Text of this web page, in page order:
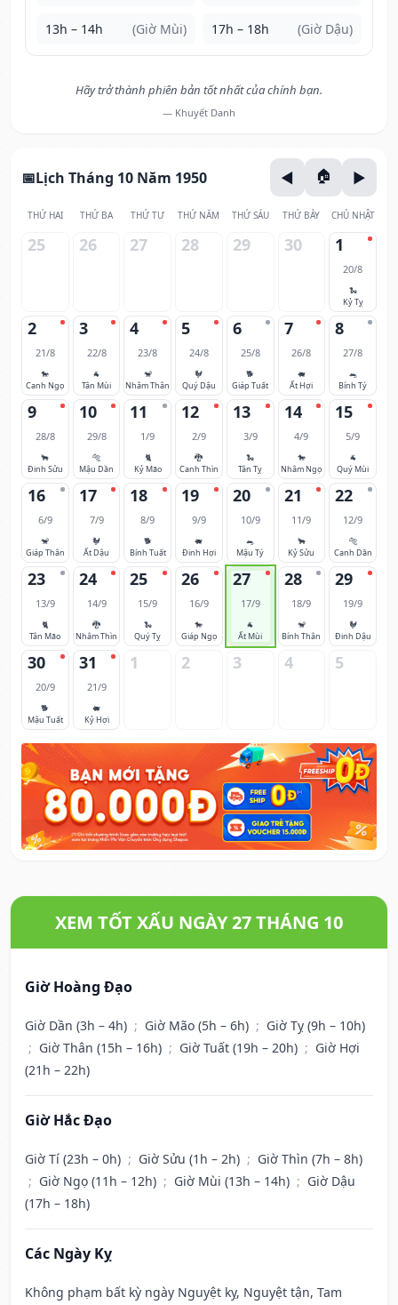
13h – 14h (Giờ Mùi) 17h – 18h (Giờ Dậu)
Hãy trở thành phiên bản tốt nhất của chính bạn.
— Khuyết Danh
Lịch Tháng 10 Năm 1950
THỨ HAI THỨ BA THỨ TƯ THỨ NĂM THỨ SÁU THỨ BẢY CHỦ NHẬT
25 26 27 28 29 30 1
20/8
🐍
Kỷ Tỵ
2
21/8
🐎
Canh Ngọ
3
22/8
🐐
Tân Mùi
4
23/8
🐒
Nhâm Thân
5
24/8
🐓
Quý Dậu
6
25/8
🐕
Giáp Tuất
7
26/8
🐖
Ất Hợi
8
27/8
🐀
Bính Tý
9
28/8
🐂
Đinh Sửu
10
29/8
🐅
Mậu Dần
11
1/9
🐈
Kỷ Mão
12
2/9
🐉
Canh Thìn
13
3/9
🐍
Tân Tỵ
14
4/9
🐎
Nhâm Ngọ
15
5/9
🐐
Quý Mùi
16
6/9
🐒
Giáp Thân
17
7/9
🐓
Ất Dậu
18
8/9
🐕
Bính Tuất
19
9/9
🐖
Đinh Hợi
20
10/9
🐀
Mậu Tý
21
11/9
🐂
Kỷ Sửu
22
12/9
🐅
Canh Dần
23
13/9
🐈
Tân Mão
24
14/9
🐉
Nhâm Thìn
25
15/9
🐍
Quý Tỵ
26
16/9
🐎
Giáp Ngọ
27
17/9
🐐
Ất Mùi
28
18/9
🐒
Bính Thân
29
19/9
🐓
Đinh Dậu
30
20/9
🐕
Mậu Tuất
31
21/9
🐖
Kỷ Hợi
1 2 3 4 5
XEM TỐT XẤU NGÀY 27 THÁNG 10
Giờ Hoàng Đạo
Giờ Dần (3h – 4h) ; Giờ Mão (5h – 6h) ; Giờ Tỵ (9h – 10h)
; Giờ Thân (15h – 16h) ; Giờ Tuất (19h – 20h) ; Giờ Hợi
(21h – 22h)
Giờ Hắc Đạo
Giờ Tí (23h – 0h) ; Giờ Sửu (1h – 2h) ; Giờ Thìn (7h – 8h)
; Giờ Ngọ (11h – 12h) ; Giờ Mùi (13h – 14h) ; Giờ Dậu
(17h – 18h)
Các Ngày Kỵ
Không phạm bất kỳ ngày Nguyệt kỵ, Nguyệt tận, Tam